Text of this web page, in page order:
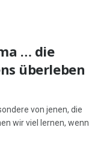
… die
überleben
von jenen, die
wir viel lernen, wenn